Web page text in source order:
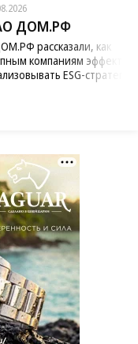
ДОМ.РФ
рассказали, как
компаниям
ESG-стратегию